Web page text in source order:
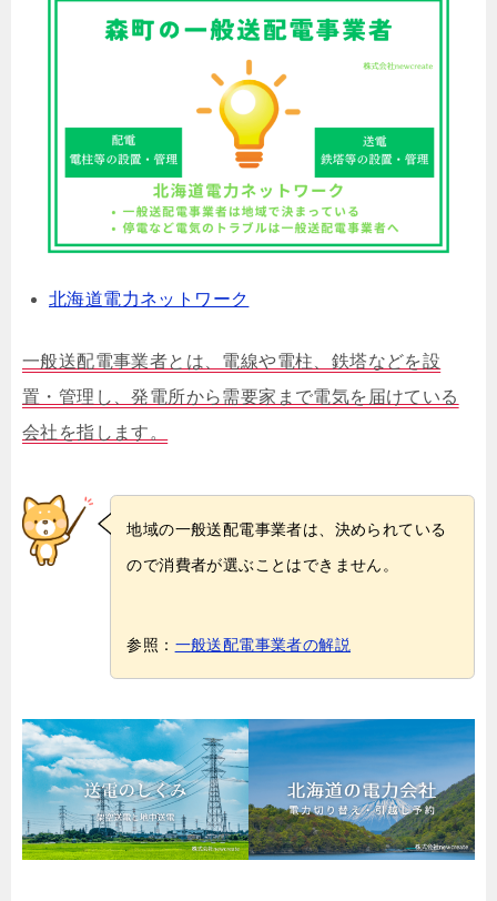
北海道電力ネットワーク
一般送配電事業者とは、電線や電柱、鉄塔などを設
置・管理し、発電所から需要家まで電気を届けている
会社を指します。
地域の一般送配電事業者は、決められている
ので消費者が選ぶことはできません。
参照： 一般送配電事業者の解説